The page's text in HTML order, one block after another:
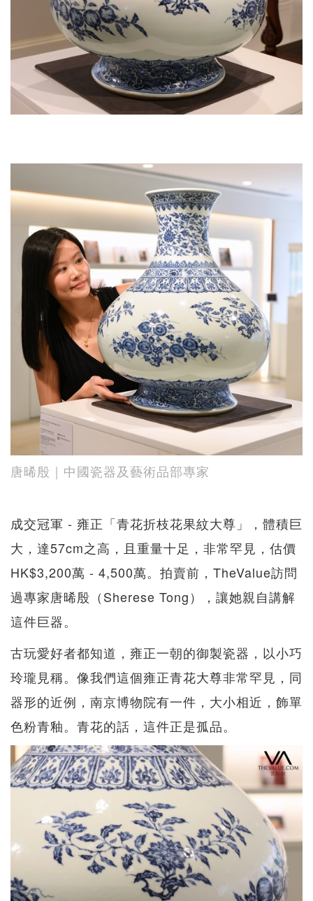
唐晞殷｜中國瓷器及藝術品部專家
成交冠軍 - 雍正「青花折枝花果紋大尊」，體積巨
大，達57cm之高，且重量十足，非常罕見，估價
HK$3,200萬 - 4,500萬。拍賣前，TheValue訪問
過專家唐晞殷（Sherese Tong），讓她親自講解
這件巨器。
古玩愛好者都知道，雍正一朝的御製瓷器，以小巧
玲瓏見稱。像我們這個雍正青花大尊非常罕見，同
器形的近例，南京博物院有一件，大小相近，飾單
色粉青釉。青花的話，這件正是孤品。